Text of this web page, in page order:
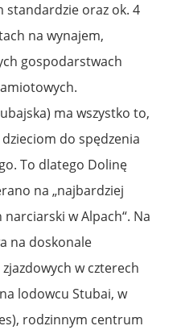
standardzie oraz ok. 4
na wynajem,
gospodarstwach
ma wszystko to,
do spędzenia
To dlatego Dolinę
na „najbardziej
w Alpach“. Na
na doskonale
w czterech
lodowcu Stubai, w
rodzinnym centrum